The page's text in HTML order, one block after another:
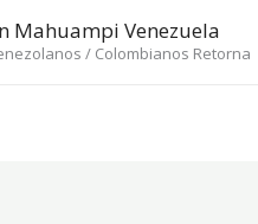
Mahuampi Venezuela
/ Colombianos Retorna